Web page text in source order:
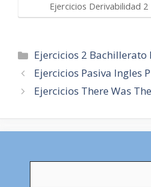
Ejercicios Derivabilidad
Categorías
Ejercicios 2 Bachillerato
Navegación
de
entradas
Ejercicios Pasiva Ingles
Ejercicios There Was